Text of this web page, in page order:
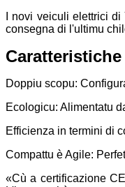
I novi veiculi elettrici
consegna di l'ultimu
Doppiu scopu:
Ecologicu: Alimentatu
Efficienza in termini di
Compattu è Agile:
«Cù a certificazione